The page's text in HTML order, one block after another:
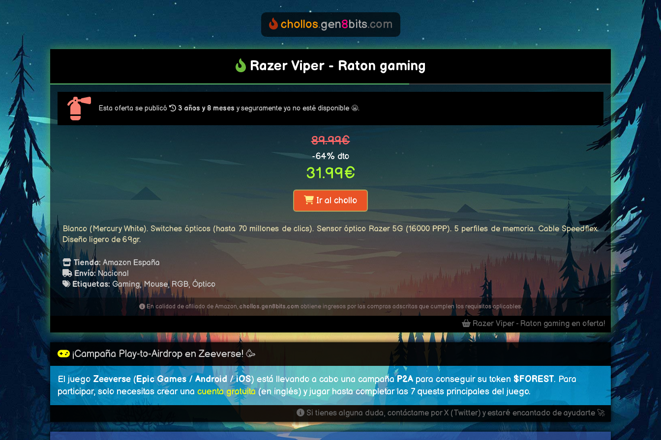
chollos.gen8bits.com
Razer Viper - Raton gaming
Esta oferta se publicó 3 años y 8 meses y seguramente ya no esté disponible 😬.
89.99€
-64% dto
31.99€
Ir al chollo
Blanco (Mercury White). Switches ópticos (hasta 70 millones de clics). Sensor óptico Razer 5G (16000 PPP). 5 perfiles de memoria. Cable Speedflex.
Diseño ligero de 69gr.
Tienda: Amazon España
Envío:Nacional
Etiquetas: Gaming, Mouse, RGB, Óptico
En calidad de afiliado de Amazon, chollos.gen8bits.com obtiene ingresos por las compras adscritas que cumplen los requisitos aplicables.
Razer Viper - Raton gaming en oferta!
¡Campaña Play-to-Airdrop en Zeeverse! 🥳
El juego Zeeverse (Epic Games/ Android /iOS) está llevando a cabo una campañaP2A para conseguir su token $FOREST. Para
participar, solo necesitas crear una cuenta gratuita (en inglés) y jugar hasta completar las 7 quests principales del juego.
Si tienes alguna duda, contáctame por X (Twitter) y estaré encantado de ayudarte 🚀